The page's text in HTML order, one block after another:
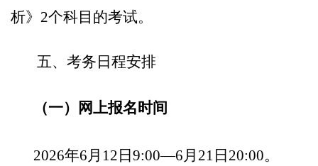
析》 2个科目的考试。
五、 考务日程安排
（一）网上报名时间
2026年6 月 12 日 9:00—6 月 21 日 20:00。